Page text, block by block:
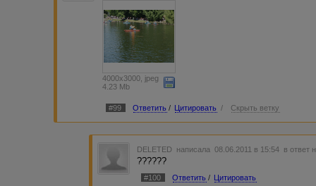
4000x3000, jpeg
4.23 Mb
#99 Ответить / Цитировать / Скрыть ветку
DELETED написала 08.06.2011 в 15:54 в ответ
??????
#100 Ответить / Цитировать